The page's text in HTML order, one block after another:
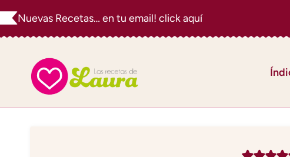
Saltar
al
Nuevas Recetas… en tu email! click aquí